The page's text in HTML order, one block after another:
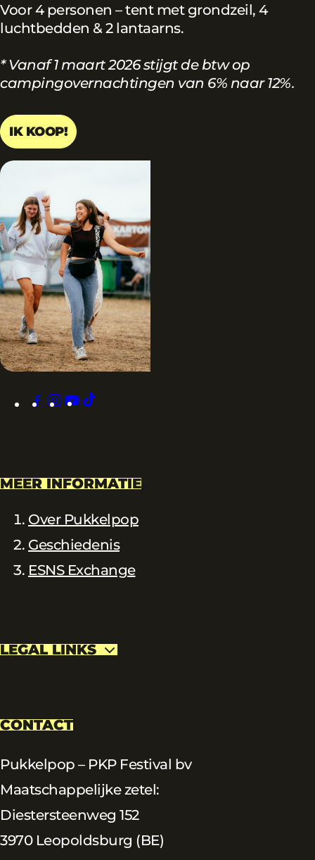
Voor 4 personen – tent met grondzeil, 4
luchtbedden & 2 lantaarns.
* Vanaf 1 maart 2026 stijgt de btw op
campingovernachtingen van 6% naar 12%.
IK KOOP!
facebook
instagram
youtube
MEER INFORMATIE
Over Pukkelpop
Geschiedenis
ESNS Exchange
LEGAL LINKS
CONTACT
Pukkelpop – PKP Festival bv
Maatschappelijke zetel:
Diestersteenweg 152
3970 Leopoldsburg (BE)